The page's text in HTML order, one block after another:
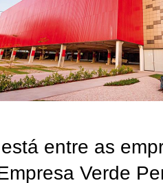
entre as
Verde